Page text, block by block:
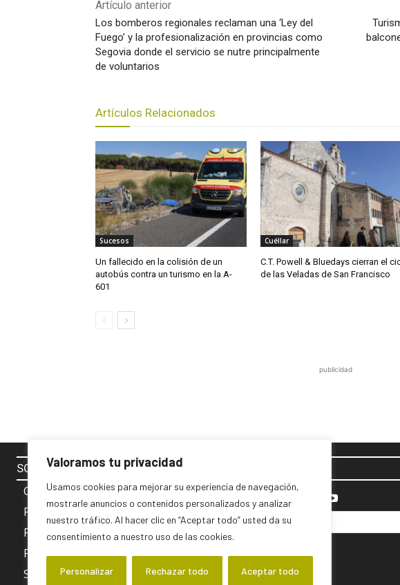
Valoramos tu privacidad
Usamos cookies para mejorar su experiencia de navegación,
mostrarle anuncios o contenidos personalizados y analizar
nuestro tráfico. Al hacer clic en “Aceptar todo” usted da su
consentimiento a nuestro uso de las cookies.
Personalizar Rechazar todo Aceptar todo
Artículo anterior
Los bomberos regionales reclaman una ‘Ley del
Fuego’ y la profesionalización en provincias como
Segovia donde el servicio se nutre principalmente
de voluntarios
Artículos Relacionados
Sucesos
Un fallecido en la colisión de un
autobús contra un turismo en la A-
601
Cuéllar
C.T. Powell & Bluedays cierran el
de las Veladas de San Francisco
publicidad
SOBRE NOSOTROS
Contacto
Política de cookies
Privacidad y Aviso Legal
PUBLICIDAD
Sobre nosotros